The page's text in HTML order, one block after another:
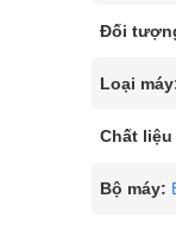
Đối
Loại
Chất liệu
Bộ máy: